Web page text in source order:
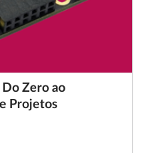
Do Zero ao
Projetos